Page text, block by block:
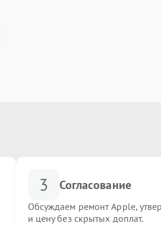
3 Согласование
Обсуждаем ремонт Apple,
и цену без скрытых доплат.